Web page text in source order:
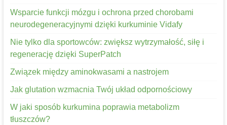
Wsparcie funkcji mózgu i ochrona przed chorobami
neurodegeneracyjnymi dzięki kurkuminie Vidafy
Nie tylko dla sportowców: zwiększ wytrzymałość, siłę i
regenerację dzięki SuperPatch
Związek między aminokwasami a nastrojem
Jak glutation wzmacnia Twój układ odpornościowy
W jaki sposób kurkumina poprawia metabolizm
tłuszczów?